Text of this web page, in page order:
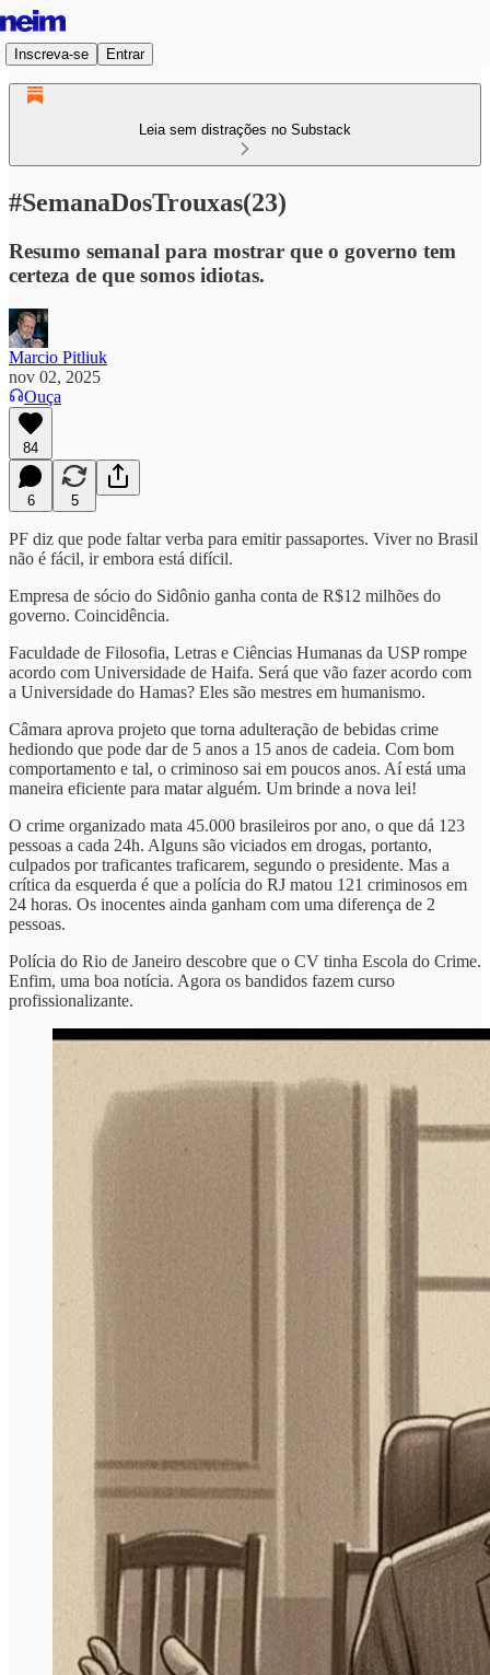
Inscreva-se Entrar
Leia sem distrações no Substack
#SemanaDosTrouxas(23)
Resumo semanal para mostrar que o governo tem
certeza de que somos idiotas.
Marcio Pitliuk
nov 02, 2025
Ouça
84
6 5
PF diz que pode faltar verba para emitir passaportes. Viver no Brasil
não é fácil, ir embora está difícil.
Empresa de sócio do Sidônio ganha conta de R$12 milhões do
governo. Coincidência.
Faculdade de Filosofia, Letras e Ciências Humanas da USP rompe
acordo com Universidade de Haifa. Será que vão fazer acordo com
a Universidade do Hamas? Eles são mestres em humanismo.
Câmara aprova projeto que torna adulteração de bebidas crime
hediondo que pode dar de 5 anos a 15 anos de cadeia. Com bom
comportamento e tal, o criminoso sai em poucos anos. Aí está uma
maneira eficiente para matar alguém. Um brinde a nova lei!
O crime organizado mata 45.000 brasileiros por ano, o que dá 123
pessoas a cada 24h. Alguns são viciados em drogas, portanto,
culpados por traficantes traficarem, segundo o presidente. Mas a
crítica da esquerda é que a polícia do RJ matou 121 criminosos em
24 horas. Os inocentes ainda ganham com uma diferença de 2
pessoas.
Polícia do Rio de Janeiro descobre que o CV tinha Escola do Crime.
Enfim, uma boa notícia. Agora os bandidos fazem curso
profissionalizante.